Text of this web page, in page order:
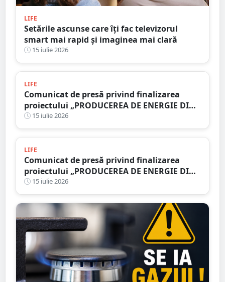
LIFE
Setările ascunse care îți fac televizorul
smart mai rapid și imaginea mai clară
15 iulie 2026
LIFE
Comunicat de presă privind finalizarea
proiectului „PRODUCEREA DE ENERGIE DIN
SURSE REGENERABILE ÎN CADRUL FERMEI
SĂTMĂREL”
15 iulie 2026
LIFE
Comunicat de presă privind finalizarea
proiectului „PRODUCEREA DE ENERGIE DIN
SURSE REGENERABILE ÎN CADRUL FERMEI
AMOPIG MEAT LIPĂU”
15 iulie 2026